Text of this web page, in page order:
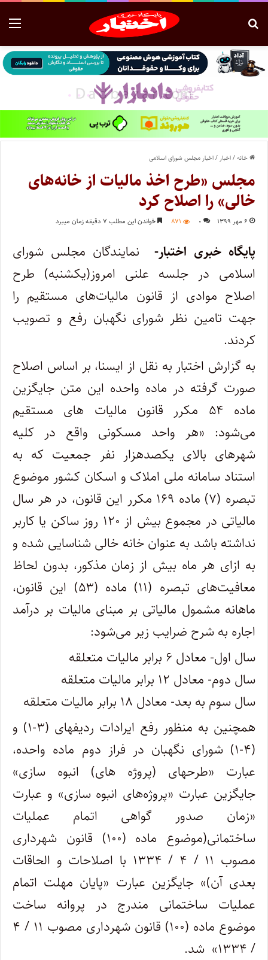
خانه/اخبار /اخبار مجلس شورای اسلامی
مجلس «طرح اخذ مالیات از خانه‌های
خالی» را اصلاح کرد
۶ مهر ۱۳۹۹ ۰ ۸۷۱ خواندن این مطلب ۷ دقیقه زمان میبرد
پایگاه خبری اختبار-
نمایندگان مجلس شورای
اسلامی در جلسه علنی امروز(یکشنبه) طرح
اصلاح موادی از قانون مالیات‌های مستقیم را
جهت تامین نظر شورای نگهبان رفع و تصویب
کردند.
به گزارش اختبار به نقل از ایسنا، بر اساس اصلاح
صورت گرفته در ماده واحده این متن جایگزین
ماده ۵۴ مکرر قانون مالیات های مستقیم
می‌‏شود: «هر واحد مسکونی واقع در کلیه
شهرهای بالای یکصدهزار نفر جمعیت که به
استناد سامانه ملی املاک و اسکان کشور موضوع
تبصره (۷) ماده ۱۶۹ مکرر این قانون، در هر سال
مالیاتی در مجموع بیش از ۱۲۰ روز ساکن یا کاربر
نداشته باشد به عنوان خانه خالی شناسایی شده و
به ازای هر ماه بیش از زمان مذکور، بدون لحاظ
معافیت‌های تبصره (۱۱) ماده (۵۳) این قانون،
ماهانه مشمول مالیاتی بر مبنای مالیات بر درآمد
اجاره به شرح ضرایب زیر می‌شود:
سال اول- معادل ۶ برابر مالیات متعلقه
سال دوم- معادل ۱۲ برابر مالیات متعلقه
سال سوم به بعد- ‌معادل ۱۸ برابر مالیات متعلقه
همچنین به منظور رفع ایرادات ردیف‏های (۳-۱) و
(۴-۱) شورای نگهبان در فراز دوم ماده واحده،
عبارت «طرح‏های (پروژه های) انبوه سازی»
جایگزین عبارت «پروژه‏‌های انبوه سازی» و عبارت
«زمان صدور گواهی اتمام عملیات
ساختمانی(موضوع ماده (۱۰۰) قانون شهرداری
مصوب ۱۱ / ۴ / ۱۳۳۴ با اصلاحات و الحاقات
بعدی آن)» جایگزین عبارت «پایان مهلت اتمام
عملیات ساختمانی مندرج در پروانه ساخت
موضوع ماده (۱۰۰) قانون شهرداری مصوب ۱۱ / ۴
/ ۱۳۳۴» شد.